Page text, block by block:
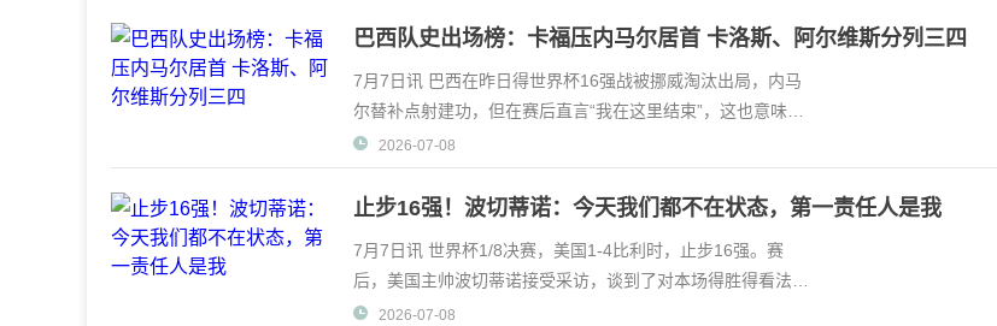
巴西队史出场榜：卡福压内马尔居首 卡洛斯、阿尔维斯分列三四
7月7日讯 巴西在昨日得世界杯16强战被挪威淘汰出局，内马
尔替补点射建功，但在赛后直言“我在这里结束”，这也意味着
他地国家队生涯将
2026-07-08
止步16强！波切蒂诺：今天我们都不在状态，第一责任人是我
7月7日讯 世界杯1/8决赛，美国1-4比利时，止步16强。赛
后，美国主帅波切蒂诺接受采访，谈到了对本场得胜得看法
儿。波切蒂诺默示，球队看待
2026-07-08